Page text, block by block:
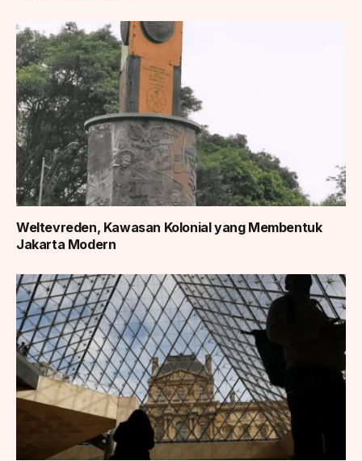
Weltevreden, Kawasan Kolonial yang Membentuk
Jakarta Modern